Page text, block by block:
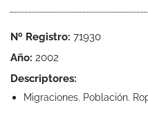
Nº Registro: 71930
Año: 2002
Descriptores:
Migraciones. Población.